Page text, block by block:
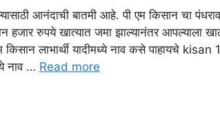
आनंदाची बातमी आहे. पी एम किसान चा
हजार रुपये खात्यात जमा झाल्यानंतर आपल्याला
लाभार्थी यादीमध्ये नाव कसे पाहायचे kisan
नाव … Read more